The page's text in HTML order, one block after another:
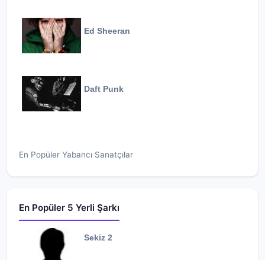
Ed Sheeran
Daft Punk
En Popüler Yabancı Sanatçılar
En Popüler 5 Yerli Şarkı
Sekiz 2